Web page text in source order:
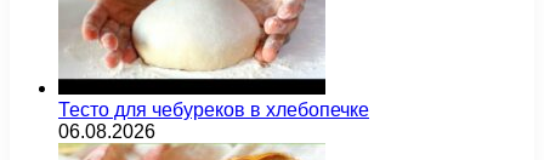
Тесто для чебуреков в хлебопечке
06.08.2026